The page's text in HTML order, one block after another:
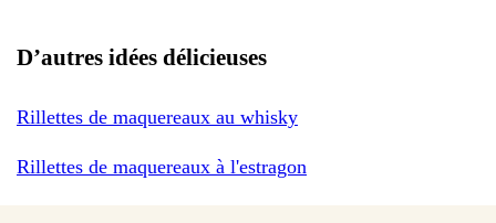
D’autres idées délicieuses
Rillettes de maquereaux au whisky
Rillettes de maquereaux à l'estragon